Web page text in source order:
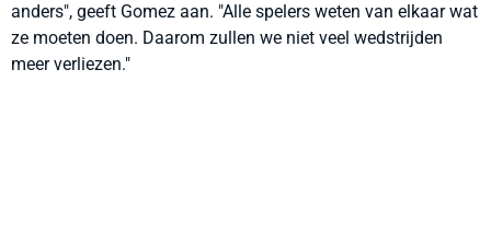
anders", geeft Gomez aan. "Alle spelers weten van elkaar wat
ze moeten doen. Daarom zullen we niet veel wedstrijden
meer verliezen."